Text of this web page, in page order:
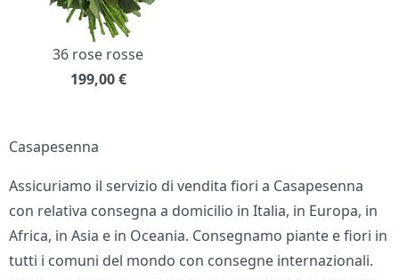
36 rose rosse
199,00 €
Casapesenna
Assicuriamo il servizio di vendita fiori a Casapesenna
con relativa consegna a domicilio in Italia, in Europa, in
Africa, in Asia e in Oceania. Consegnamo piante e fiori in
tutti i comuni del mondo con consegne internazionali.